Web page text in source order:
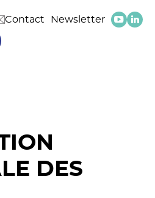
Contact Newsletter
DES